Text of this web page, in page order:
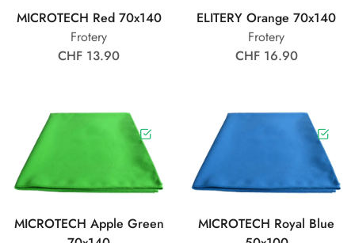
MICROTECH Red 70x140
Frotery
CHF 13.90
ELITERY Orange 70x140
Frotery
CHF 16.90
MICROTECH Apple Green
MICROTECH Royal Blue